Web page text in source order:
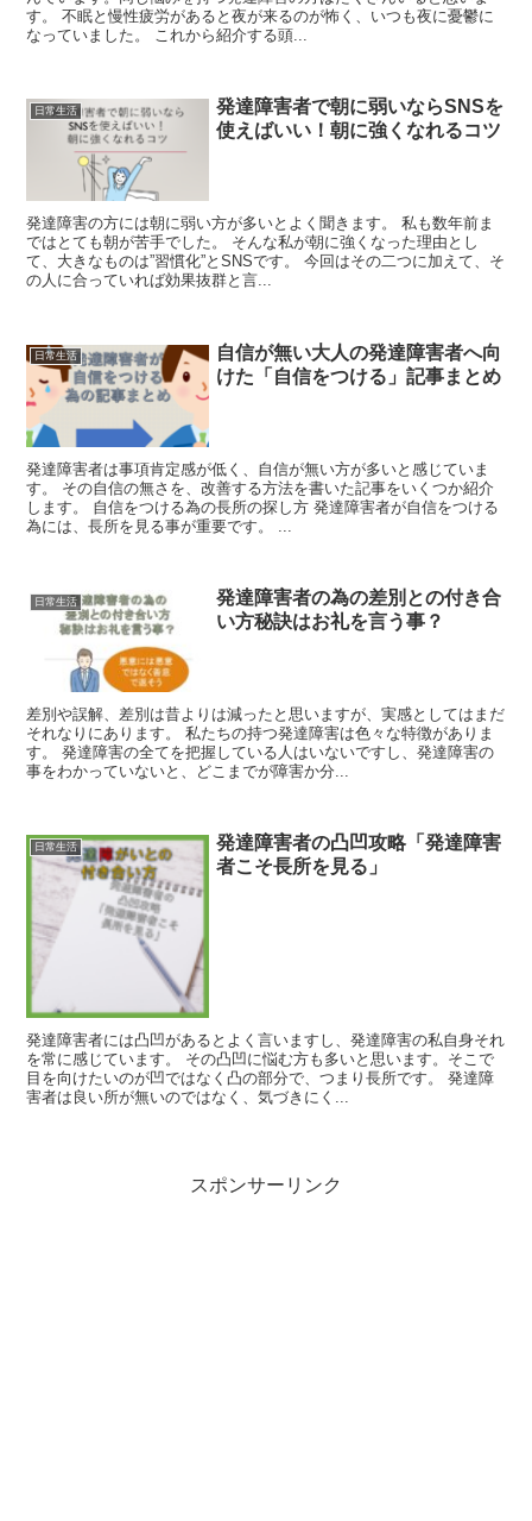
す。 不眠と慢性疲労があると夜が来るのが怖く、いつも夜に憂鬱に
なっていました。 これから紹介する頭...
日常生活
発達障害者で朝に弱いならSNSを
使えばいい！朝に強くなれるコツ
発達障害の方には朝に弱い方が多いとよく聞きます。 私も数年前ま
ではとても朝が苦手でした。 そんな私が朝に強くなった理由とし
て、大きなものは”習慣化”とSNSです。 今回はその二つに加えて、そ
の人に合っていれば効果抜群と言...
日常生活
自信が無い大人の発達障害者へ向
けた「自信をつける」記事まとめ
発達障害者は事項肯定感が低く、自信が無い方が多いと感じていま
す。 その自信の無さを、改善する方法を書いた記事をいくつか紹介
します。 自信をつける為の長所の探し方 発達障害者が自信をつける
為には、長所を見る事が重要です。 ...
日常生活
発達障害者の為の差別との付き合
い方秘訣はお礼を言う事？
差別や誤解、差別は昔よりは減ったと思いますが、実感としてはまだ
それなりにあります。 私たちの持つ発達障害は色々な特徴がありま
す。 発達障害の全てを把握している人はいないですし、発達障害の
事をわかっていないと、どこまでが障害か分...
日常生活
発達障害者の凸凹攻略「発達障害
者こそ長所を見る」
発達障害者には凸凹があるとよく言いますし、発達障害の私自身それ
を常に感じています。 その凸凹に悩む方も多いと思います。そこで
目を向けたいのが凹ではなく凸の部分で、つまり長所です。 発達障
害者は良い所が無いのではなく、気づきにく...
スポンサーリンク